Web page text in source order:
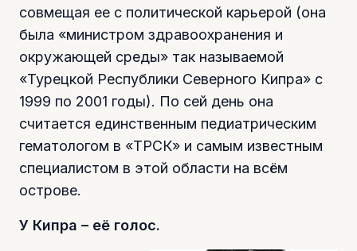
совмещая ее с политической карьерой (она
была «министром здравоохранения и
окружающей среды» так называемой
«Турецкой Республики Северного Кипра» с
1999 по 2001 годы). По сей день она
считается единственным педиатрическим
гематологом в «ТРСК» и самым известным
специалистом в этой области на всём
острове.
У Кипра – её голос.